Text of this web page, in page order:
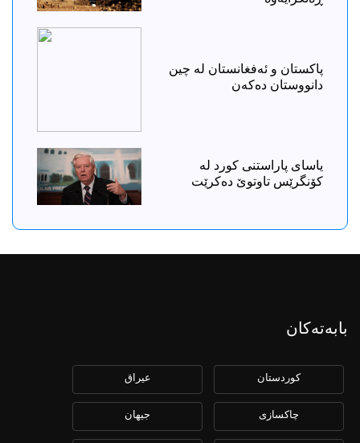
پاکستان و ئەفغانستان لە چین
دانووستان دەکەن
ياسای پاراستنی کورد لە
کۆنگرێس تاوتوێ دەکرێت
بابەتەکان
كوردستان عیراق
چاكسازی جیهان